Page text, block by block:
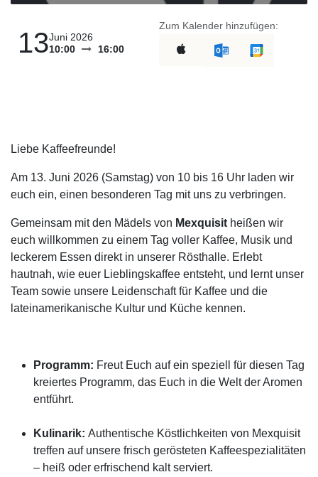
13Juni 2026
10:00
16:00
Zum Kalender hinzufügen:
Liebe Kaffeefreunde!
Am 13. Juni 2026 (Samstag) von 10 bis 16 Uhr laden wir
euch ein, einen besonderen Tag mit uns zu verbringen.
Gemeinsam mit den Mädels von Mexquisit heißen wir
euch willkommen zu einem Tag voller Kaffee, Musik und
leckerem Essen direkt in unserer Rösthalle. Erlebt
hautnah, wie euer Lieblingskaffee entsteht, und lernt unser
Team sowie unsere Leidenschaft für Kaffee und die
lateinamerikanische Kultur und Küche kennen.
Programm: Freut Euch auf ein speziell für diesen Tag
kreiertes Programm, das Euch in die Welt der Aromen
entführt.
Kulinarik: Authentische Köstlichkeiten von Mexquisit
treffen auf unsere frisch gerösteten Kaffeespezialitäten
– heiß oder erfrischend kalt serviert.